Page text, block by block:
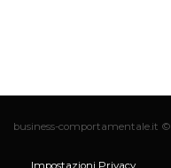
business-comportamentale.it ©
Impostazioni Privacy